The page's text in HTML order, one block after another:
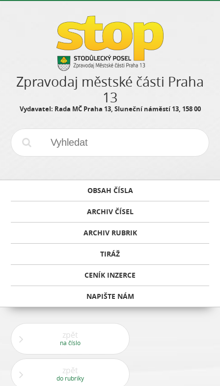
Zpravodaj městské části Praha
13
Vydavatel: Rada MČ Praha 13, Sluneční náměstí 13, 158 00
OBSAH ČÍSLA
ARCHIV ČÍSEL
ARCHIV RUBRIK
TIRÁŽ
CENÍK INZERCE
NAPIŠTE NÁM
zpět
na číslo
zpět
do rubriky